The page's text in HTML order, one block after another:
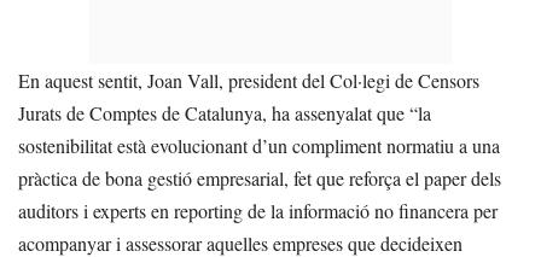
En aquest sentit, Joan Vall, president del Col·legi de Censors
Jurats de Comptes de Catalunya, ha assenyalat que “la
sostenibilitat està evolucionant d’un compliment normatiu a una
pràctica de bona gestió empresarial, fet que reforça el paper dels
auditors i experts en reporting de la informació no financera per
acompanyar i assessorar aquelles empreses que decideixen